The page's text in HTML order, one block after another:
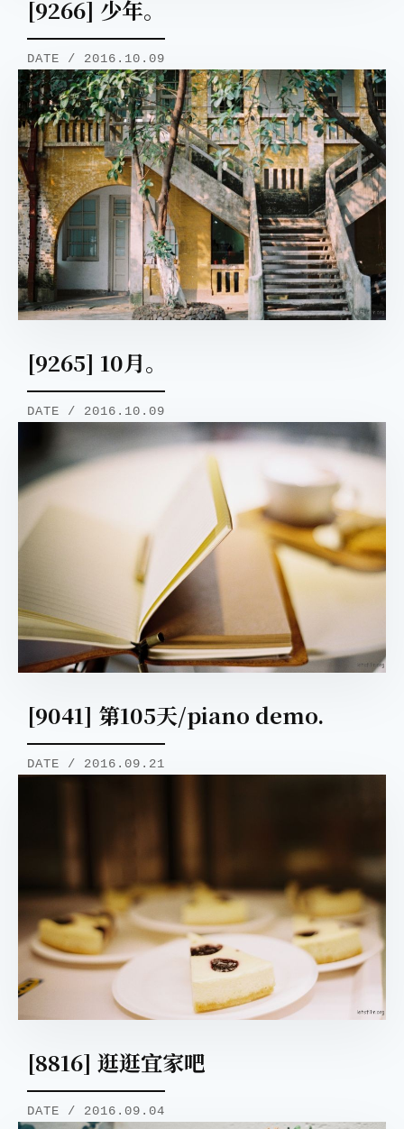
[9266] 少年。
DATE / 2016.10.09
[9265] 10月。
DATE / 2016.10.09
[9041] 第105天/piano demo.
DATE / 2016.09.21
[8816] 逛逛宜家吧
DATE / 2016.09.04